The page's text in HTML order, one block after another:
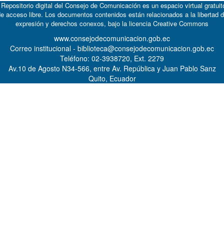
digital del Consejo de Comunicación es un espacio virtual
acceso libre. Los documentos contenidos están relacionados a la libertad
expresión y derechos conexos, bajo la licencia Creative Commons
www.consejodecomunicacion.gob.ec
Correo institucional - biblioteca@consejodecomunicacion.gob.ec
Teléfono: 02-3938720, Ext. 2279
Av.10 de Agosto N34-566, entre Av. República y Juan Pablo Sanz
Quito, Ecuador